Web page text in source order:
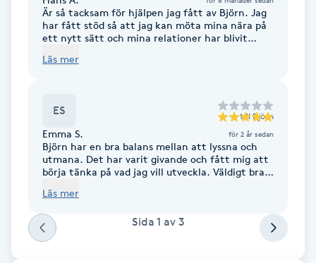
Cryoterapi
Diamantslipning
Enzympeeling
Extensions
Är så tacksam för hjälpen jag fått av Björn. Jag
har fått stöd så att jag kan möta mina nära på
ett nytt sätt och mina relationer har blivit
Läs mer
ES till Björn
Emma S. för 2 år sedan
Björn har en bra balans mellan att lyssna och
utmana. Det har varit givande och fått mig att
börja tänka på vad jag vill utveckla. Väldigt bra
varmt!
Läs mer
Sida 1 av 3